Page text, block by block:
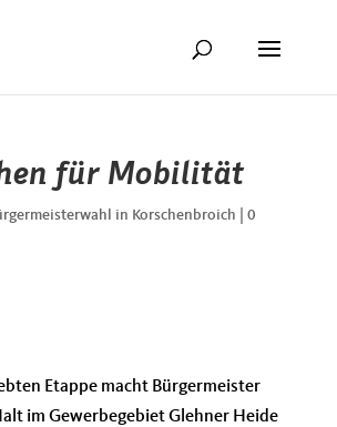
für Mobilität
in Korschenbroich
0
Etappe macht Bürgermeister
im Gewerbegebiet Glehner Heide